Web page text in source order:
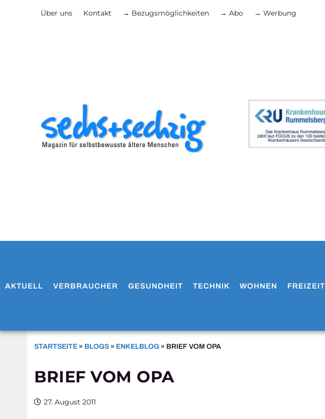
Über uns Kontakt → Bezugsmöglichkeiten → Abo → Werbung
AKTUELL VERBRAUCHER GESUNDHEIT TECHNIK WOHNEN FREIZEIT
STARTSEITE » BLOGS » ENKELBLOG » BRIEF VOM OPA
BRIEF VOM OPA
27. August 2011